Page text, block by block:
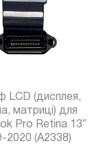
LCD (дисплея,
матриці) для
Pro Retina 13″
2020 (A2338)